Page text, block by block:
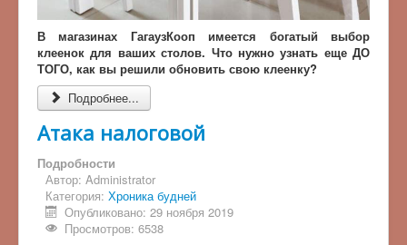
В магазинах ГагаузКооп имеется богатый выбор
клеенок для ваших столов. Что нужно узнать еще ДО
ТОГО, как вы решили обновить свою клеенку?
Подробнее...
Атака налоговой
Подробности
Автор: Administrator
Категория: Хроника будней
Опубликовано: 29 ноября 2019
Просмотров: 6538